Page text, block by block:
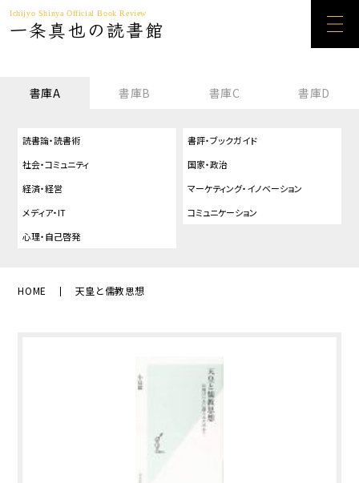
Ichijyo Shinya Official Book Review
一条真也の読書館
書庫A 書庫B 書庫C 書庫D
読書論・読書術
書評・ブックガイド
社会・コミュニティ
国家・政治
経済・経営
マーケティング・イノベーション
メディア・IT
コミュニケーション
心理・自己啓発
HOME 天皇と儒教思想